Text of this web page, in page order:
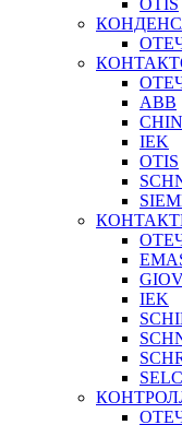
ABB
IEK
OTIS
IEK